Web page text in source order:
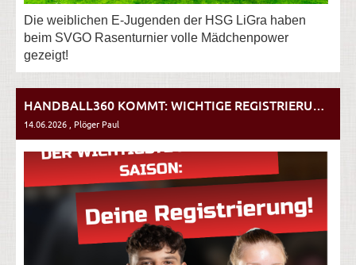
Die weiblichen E-Jugenden der HSG LiGra haben
beim SVGO Rasenturnier volle Mädchenpower
gezeigt!
HANDBALL360 KOMMT: WICHTIGE REGISTRIERUNG FÜR ALLE AKTIVEN DER HSG LIGRA
14.06.2026 , Plöger Paul